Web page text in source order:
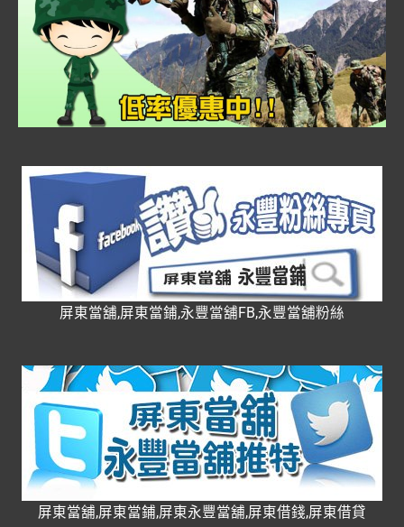
屏東當舖,屏東當鋪,永豐當舖FB,永豐當舖粉絲
屏東當舖,屏東當鋪,屏東永豐當舖,屏東借錢,屏東借貸